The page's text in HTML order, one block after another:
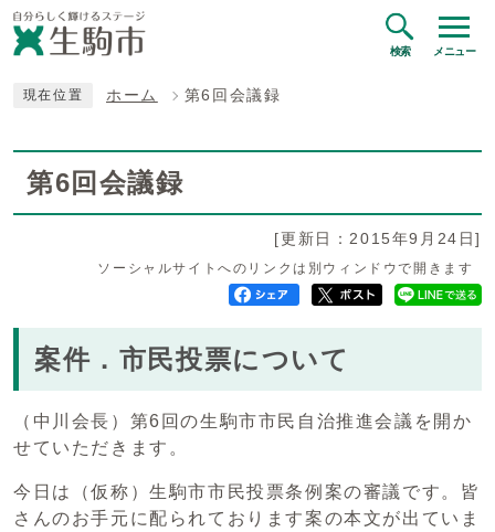
検索 メニュー
現在位置 ホーム 第6回会議録
第6回会議録
[更新日：2015年9月24日]
ソーシャルサイトへのリンクは別ウィンドウで開きます
案件．市民投票について
（中川会長）第6回の生駒市市民自治推進会議を開か
せていただきます。
今日は（仮称）生駒市市民投票条例案の審議です。皆
さんのお手元に配られております案の本文が出ていま